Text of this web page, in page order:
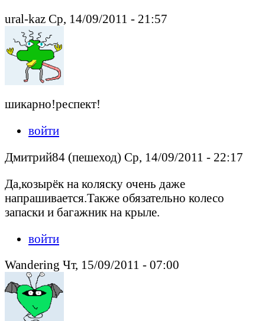
ural-kaz Ср, 14/09/2011 - 21:57
шикарно!респект!
войти
Дмитрий84 (пешеход) Ср, 14/09/2011 - 22:17
Да,козырёк на коляску очень даже
напрашивается.Также обязательно колесо
запаски и багажник на крыле.
войти
Wandering Чт, 15/09/2011 - 07:00